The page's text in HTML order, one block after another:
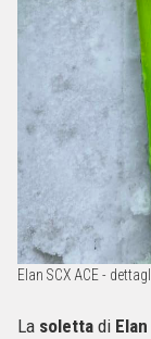
Elan SCX ACE -
La soletta di Elan